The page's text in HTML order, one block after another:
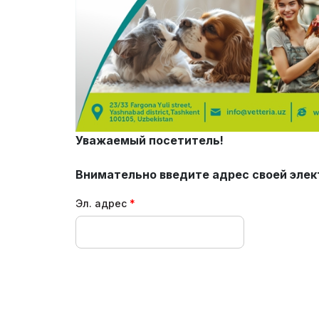
Uzbekistan
Итоги выставки
Официальный каталог
Эффективное участие в
выставках
Официальный
авиаперевозчик
Уважаемый посетитель!
Внимательно введите адрес своей
Эл. адрес